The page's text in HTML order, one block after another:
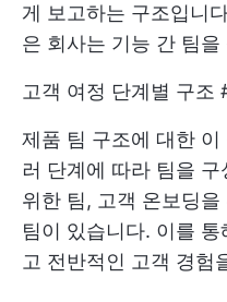
게 보고하는 구조입니
은 회사는 기능 간 팀
고객 여정 단계별 구조
제품 팀 구조에 대한
러 단계에 따라 팀을
위한 팀, 고객 온보딩
팀이 있습니다. 이를
고 전반적인 고객 경험